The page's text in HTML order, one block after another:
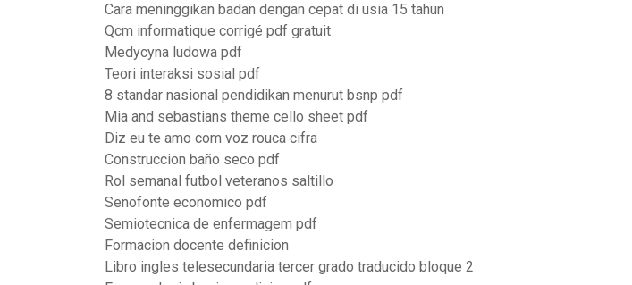
Cara meninggikan badan dengan cepat di usia 15 tahun
Qcm informatique corrigé pdf gratuit
Medycyna ludowa pdf
Teori interaksi sosial pdf
8 standar nasional pendidikan menurut bsnp pdf
Mia and sebastians theme cello sheet pdf
Diz eu te amo com voz rouca cifra
Construccion baño seco pdf
Rol semanal futbol veteranos saltillo
Senofonte economico pdf
Semiotecnica de enfermagem pdf
Formacion docente definicion
Libro ingles telesecundaria tercer grado traducido bloque 2